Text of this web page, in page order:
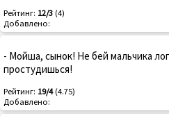
Рейтинг: 12/3 (4)
Добавлено:
- Мойша, сынок! Не бей мальчика
простудишься!
Рейтинг: 19/4(4.75)
Добавлено: